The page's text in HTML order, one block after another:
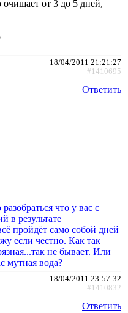
от 3 до 5 дней,
18/04/2011 21:21:27
#1410695
Ответить
что у вас с
в результате
пройдёт само собой дней
если честно. Как так
не бывает. Или
мутная вода?
18/04/2011 23:57:32
#1410832
Ответить